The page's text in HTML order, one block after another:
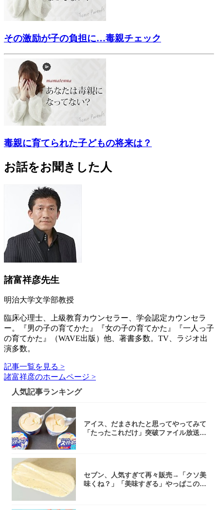
その激励が子の負担に…毒親チェック
毒親に育てられた子どもの将来は？
お話をお聞きした人
諸富祥彦先生
明治大学文学部教授
臨床心理士、上級教育カウンセラー、学会認定カウンセラ
ー。『男の子の育てかた』『女の子の育てかた』『一人っ子
の育てかた』（WAVE出版）他、著書多数。TV、ラジオ出
演多数。
記事一覧を見る >
諸富祥彦のホームページ >
人気記事ランキング
アイス、だまされたと思ってやってみて
「たったこれだけ」突破ファイル放送で
セブン、人気すぎて再々販売→「クソ美
味くね？」「美味すぎる」やっぱこのク